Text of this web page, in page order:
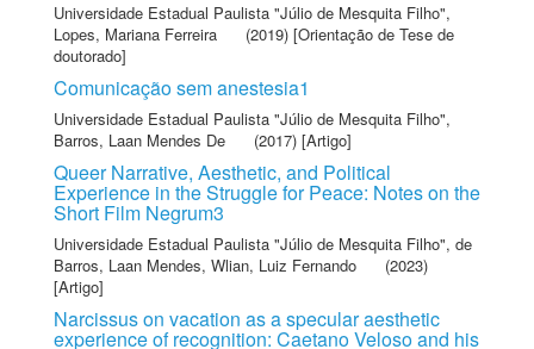
Universidade Estadual Paulista "Júlio de Mesquita Filho",
Lopes, Mariana Ferreira
(2019) [Orientação de Tese de
doutorado]
Comunicação sem anestesia1
Universidade Estadual Paulista "Júlio de Mesquita Filho",
Barros, Laan Mendes De
(2017) [Artigo]
Queer Narrative, Aesthetic, and Political
Experience in the Struggle for Peace: Notes on the
Short Film Negrum3
Universidade Estadual Paulista "Júlio de Mesquita Filho", de
Barros, Laan Mendes, Wlian, Luiz Fernando
(2023)
[Artigo]
Narcissus on vacation as a specular aesthetic
experience of recognition: Caetano Veloso and his